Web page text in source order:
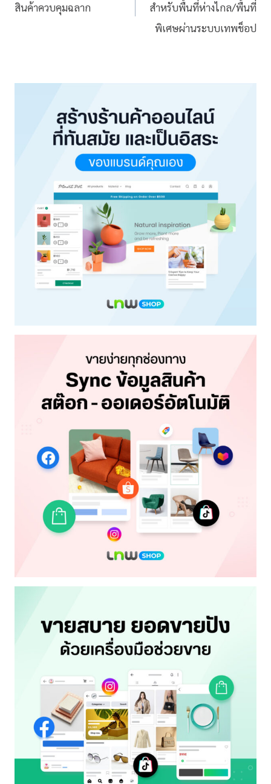
สินค้าควบคุมฉลาก
สำหรับพื้นที่ห่างไกล/พื้นที่
พิเศษผ่านระบบเทพช็อป